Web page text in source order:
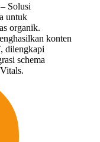
– Solusi
untuk
organik.
konten
dilengkapi
schema